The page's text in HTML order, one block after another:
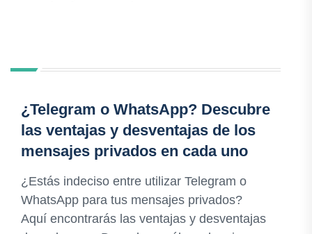
¿Telegram o WhatsApp? Descubre
las ventajas y desventajas de los
mensajes privados en cada uno
¿Estás indeciso entre utilizar Telegram o
WhatsApp para tus mensajes privados?
Aquí encontrarás las ventajas y desventajas